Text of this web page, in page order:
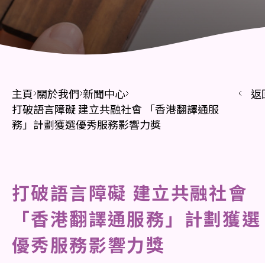
主頁 關於我們 新聞中心
打破語言障礙 建立共融社會 「香港翻譯通服
務」計劃獲選優秀服務影響力獎
返
打破語言障礙 建立共融社會
「香港翻譯通服務」計劃獲選
優秀服務影響力獎